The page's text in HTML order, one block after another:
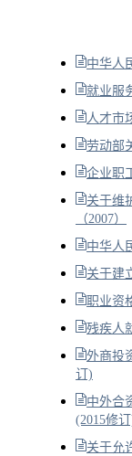
中华人
就业服
人才市
劳动部
企业职
关于维
（2007）
中华人
关于建
职业资
残疾人
外商投
订)
中外合
(2015修
关于允